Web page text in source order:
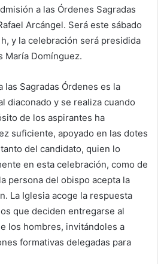
a las Órdenes Sagradas
Arcángel. Será este sábado
y la celebración será presidida
María Domínguez.
las Sagradas Órdenes es la
diaconado y se realiza cuando
de los aspirantes ha
suficiente, apoyado en las dotes
del candidato, quien lo
en esta celebración, como de
persona del obispo acepta la
La Iglesia acoge la respuesta
que deciden entregarse al
los hombres, invitándoles a
formativas delegadas para